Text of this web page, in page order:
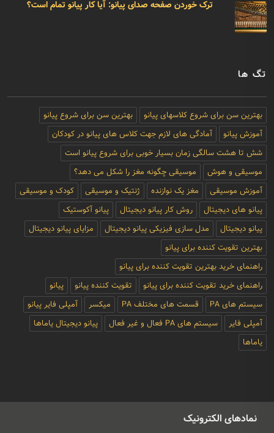
ترک خوردن صفحه صدای پیانو: آیا کار پیانو تمام است؟
تگ ها
بهترین سن برای شروع کلاسهای پیانو
بهترین سن برای شروع پیانو
آموزش پیانو
آمادگی های لازم جهت کلاس های پیانو در کودکان
شش تا هشت سالگی زمان بسیار خوبی برای شروع پیانو است
موسیقی و هوش
موسیقی چگونه مغز را شکل می دهد؟
آموزش موسیقی
مغز یک نوازنده ژنتیک و موسیقی
کودک و موسیقی
پیانو های دیجیتال
روش کار پیانو دیجیتال
پیانو آکوستیک
پیانو دیجیتال
مدل سازی فیزیکی پیانو دیجیتال
مزایای پیانو دیجیتال
بهترین تقویت کننده برای پیانو
راهنمای خرید بهترین تقویت کننده برای پیانو
راهنمای خرید تقویت کننده برای پیانو
تقویت کننده پیانو
پیانو
سیستم های PA
قسمت های مختلف PA میکسر
آمپلی فایر پیانو
آمپلی فایر
سیستم های PA فعال و غیر فعال
پیانو دیجیتال یاماها
یاماها
نمادهای الکترونیک